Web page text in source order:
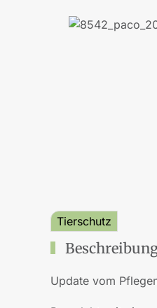
Tierschutz
Update vom